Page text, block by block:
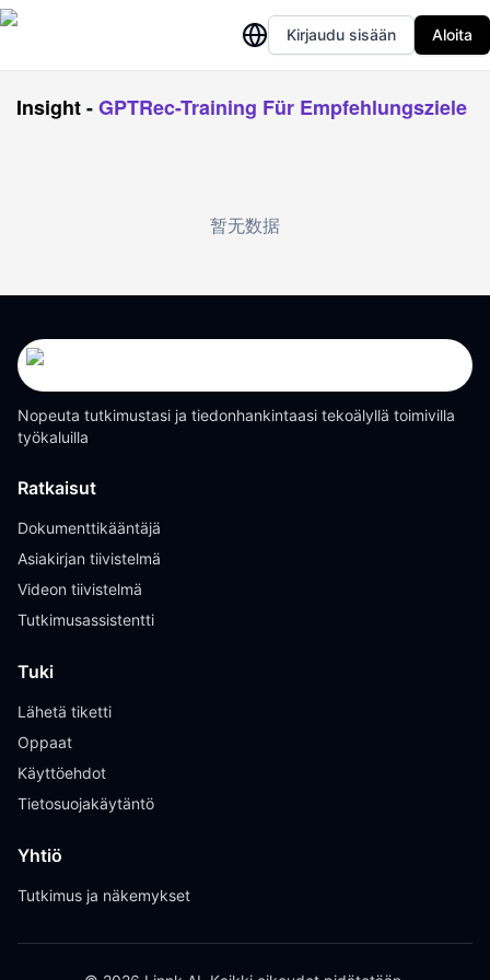
Kirjaudu sisään Aloita
Insight-GPTRec-Training Für Empfehlungsziele
暂无数据
Nopeuta tutkimustasi ja tiedonhankintaasi tekoälyllä toimivilla
työkaluilla
Ratkaisut
Dokumenttikääntäjä
Asiakirjan tiivistelmä
Videon tiivistelmä
Tutkimusassistentti
Tuki
Lähetä tiketti
Oppaat
Käyttöehdot
Tietosuojakäytäntö
Yhtiö
Tutkimus ja näkemykset